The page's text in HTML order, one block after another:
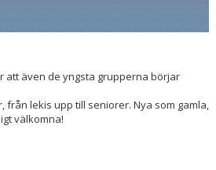
att även de yngsta grupperna börjar
från lekis upp till seniorer. Nya som gamla,
välkomna!